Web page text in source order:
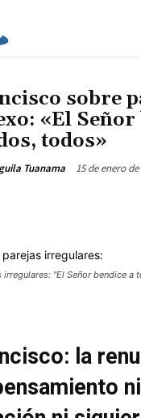
sobre
«El Señor
todos»
Tuanama 15 de enero de
irregulares: "El Señor bendice
la